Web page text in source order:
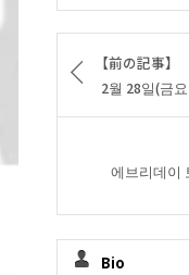
【前の記事】
2월 28일(금
에브리데이
Bio